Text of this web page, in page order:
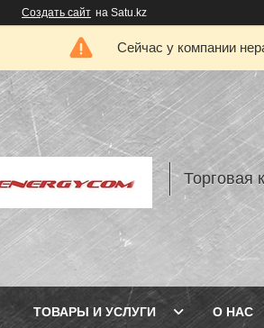
Создать сайт на Satu.kz
Сейчас у компании
Торговая
ТОВАРЫ И УСЛУГИ О НАС